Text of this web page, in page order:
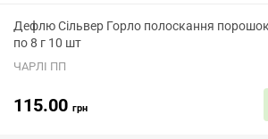
Дефлю Сільвер Горло полоскання
по 8 г 10 шт
ЧАРЛІ ПП
115.00 грн